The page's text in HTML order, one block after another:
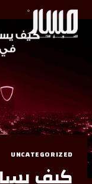
UNCATEGORIZED